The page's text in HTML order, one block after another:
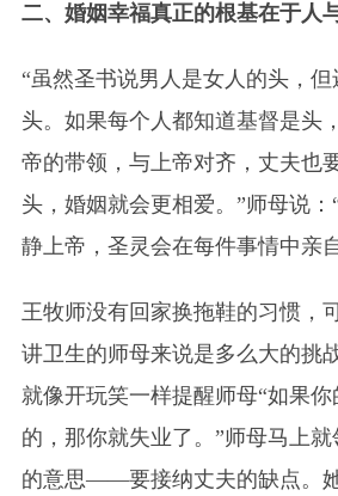
二、婚姻幸福真正的根基在于人
“虽然圣书说男人是女人的头，
头。如果每个人都知道基督是头
帝的带领，与上帝对齐，丈夫也
头，婚姻就会更相爱。”师母说
静上帝，圣灵会在每件事情中亲
王牧师没有回家换拖鞋的习惯，
讲卫生的师母来说是多么大的挑
就像开玩笑一样提醒师母“如果
的，那你就失业了。”师母马上
的意思——要接纳丈夫的缺点。